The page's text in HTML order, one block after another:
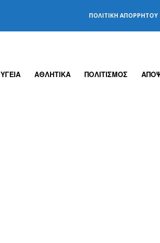
ΠΟΛΙΤΙΚΉ ΑΠΟΡΡΉΤΟΥ
ΥΓΕΙΑ ΑΘΛΗΤΙΚΑ ΠΟΛΙΤΙΣΜΟΣ